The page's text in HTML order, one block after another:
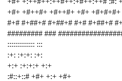
+#+ +#++#+ +#++#+ +#+
#+# #+##+# #+##+# #+# #+##+#
######### ###
:::::::::::::: :::
:+: :+:+: :+:
+:+ :+:+:+ +:+
:#::+::# +#+ +:+ +#+